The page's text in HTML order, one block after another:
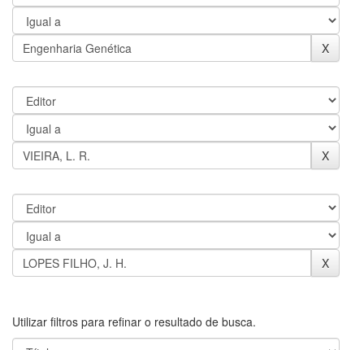
Utilizar filtros para refinar o resultado de busca.